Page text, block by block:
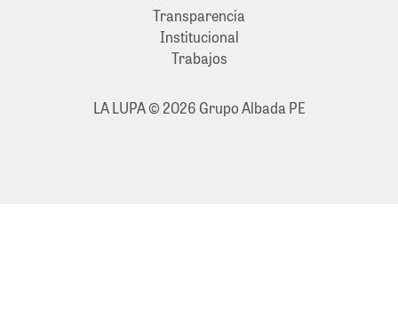
Transparencia
Institucional
Trabajos
LA LUPA © 2026 Grupo Albada PE